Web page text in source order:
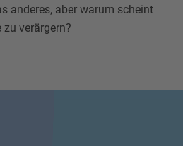
anderes, aber warum scheint
zu verärgern?